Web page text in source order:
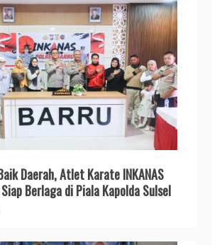
Daerah, Atlet Karate INKANAS
Berlaga di Piala Kapolda Sulsel